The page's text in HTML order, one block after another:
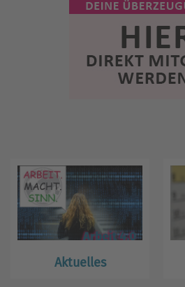
Aktuelles